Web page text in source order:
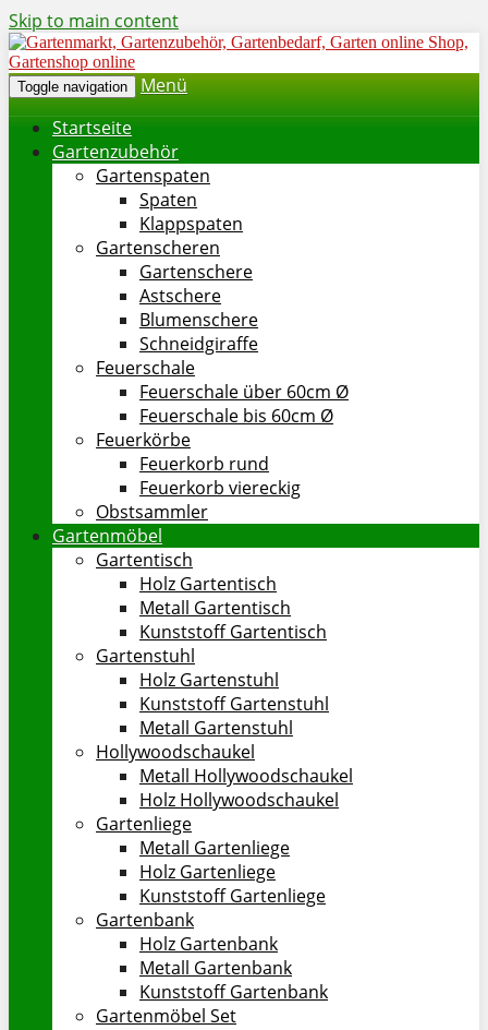
Skip to main content
Toggle navigation
Menü
Startseite
Gartenzubehör
Gartenspaten
Spaten
Klappspaten
Gartenscheren
Gartenschere
Astschere
Blumenschere
Schneidgiraffe
Feuerschale
Feuerschale über 60cm Ø
Feuerschale bis 60cm Ø
Feuerkörbe
Feuerkorb rund
Feuerkorb viereckig
Obstsammler
Gartenmöbel
Gartentisch
Holz Gartentisch
Metall Gartentisch
Kunststoff Gartentisch
Gartenstuhl
Holz Gartenstuhl
Kunststoff Gartenstuhl
Metall Gartenstuhl
Hollywoodschaukel
Metall Hollywoodschaukel
Holz Hollywoodschaukel
Gartenliege
Metall Gartenliege
Holz Gartenliege
Kunststoff Gartenliege
Gartenbank
Holz Gartenbank
Metall Gartenbank
Kunststoff Gartenbank
Gartenmöbel Set